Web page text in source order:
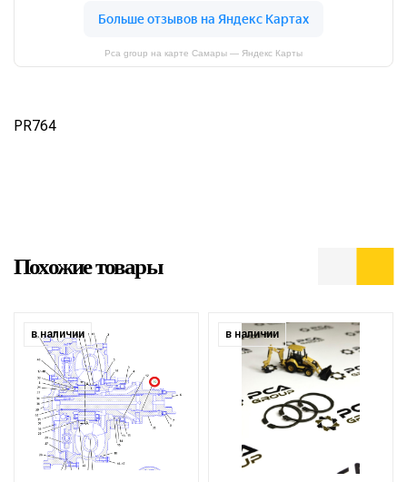
Pca group на карте Самары — Яндекс Карты
PR764
Похожие товары
в наличии в наличии